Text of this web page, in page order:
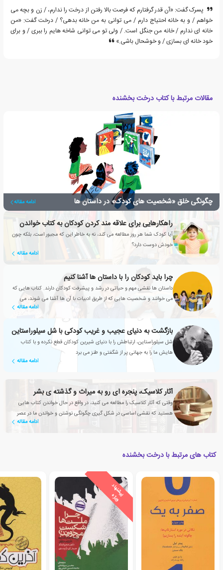
پسرک گفت: «آن قدر گرفتارم که فرصت بالا رفتن از درخت را ندارم، / زن و بچه می
خواهم / و به خانه احتیاج دارم / می توانی به من خانه بدهی؟ / درخت گفت: «من
خانه ای ندارم / خانه من جنگل است. / ولی تو می توانی شاخه هایم را ببری / و برای
خود خانه ای بسازی / و خوشحال باشی.»
مقالات مرتبط با کتاب درخت بخشنده
چگونگی خلق «شخصیت های کودک» در داستان ها ادامه مقاله
راهکارهایی برای علاقه مند کردن کودکان به کتاب خواندن
آیا کودک شما هر روز مطالعه می کند، نه به خاطر این که مجبور است، بلکه چون
خودش دوست دارد؟
ادامه مقاله
چرا باید کودکان را با داستان ها آشنا کنیم
داستان ها نقشی مهم و حیاتی در رشد و پیشرفت کودکان دارند. کتاب هایی که
می خوانند و شخصیت هایی که از طریق ادبیات با آن ها آشنا می شوند، می
ادامه مقاله
بازگشت به دنیای عجیب و غریب کودکی با شل سیلوراستاین
شل سیلوراستاین، ارتباطش را با دنیای شیرین کودکان قطع نکرده و با کتاب
هایش ما را به جهانی پر از شگفتی و طنز می برد
ادامه مقاله
آثار کلاسیک، پنجره ای رو به میراث و گذشته ی بشر
وقتی که آثار کلاسیک را مطالعه می کنید، در واقع در حال خواندن کتاب هایی
هستید که نقشی اساسی در شکل گیری چگونگی نوشتن و خواندن ما در عصر
ادامه مقاله
کتاب های مرتبط با درخت بخشنده
پ
ی
ش
ن
ه
ا
د
و
ی
ژ
ه